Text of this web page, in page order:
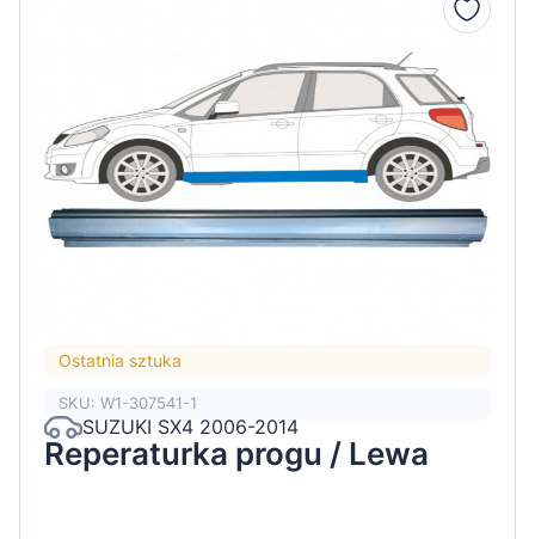
Ostatnia sztuka
SKU: W1-307541-1
SUZUKI SX4 2006-2014
Reperaturka progu / Lewa